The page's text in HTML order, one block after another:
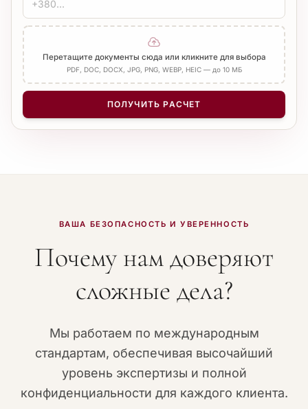
Перетащите документы сюда или кликните для выбора
PDF, DOC, DOCX, JPG, PNG, WEBP, HEIC — до 10 МБ
ПОЛУЧИТЬ РАСЧЕТ
ВАША БЕЗОПАСНОСТЬ И УВЕРЕННОСТЬ
Почему нам доверяют
сложные дела?
Мы работаем по международным
стандартам, обеспечивая высочайший
уровень экспертизы и полной
конфиденциальности для каждого клиента.